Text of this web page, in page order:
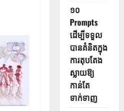
១០
Prompts
ដើម្បីទទួល
បានគំនិតក្នុង
ការតុបតែង
ស្លាយឱ្យ
កាន់តែ
ទាក់ទាញ